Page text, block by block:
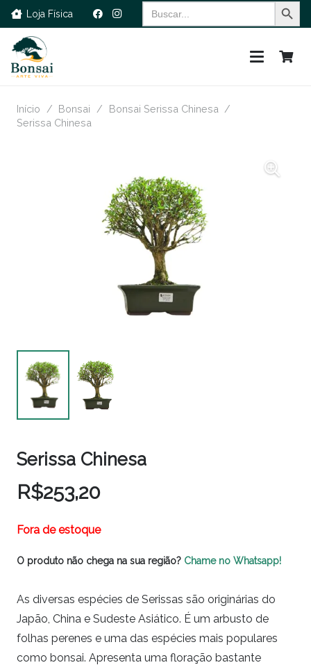
Loja Física
Search
for:
Início / Bonsai / Bonsai Serissa Chinesa /
Serissa Chinesa
Serissa Chinesa
R$253,20
Fora de estoque
O produto não chega na sua região? Chame no Whatsapp!
As diversas espécies de Serissas são originárias do
Japão, China e Sudeste Asiático. É um arbusto de
folhas perenes e uma das espécies mais populares
como bonsai. Apresenta uma floração bastante